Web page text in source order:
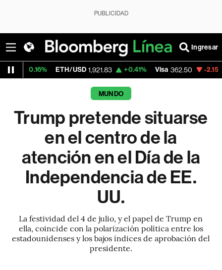
PUBLICIDAD
Ingresar
ETH/USD 1,921.83 +0.41% Visa 362.50 -2.15%
MUNDO
Trump pretende situarse
en el centro de la
atención en el Día de la
Independencia de EE.
UU.
La festividad del 4 de julio, y el papel de Trump en
ella, coincide con la polarización política entre los
estadounidenses y los bajos índices de aprobación del
presidente.